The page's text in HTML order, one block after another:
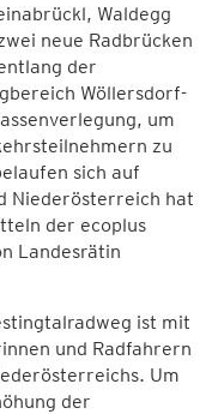
Waldegg
neue Radbrücken
der
Wöllersdorf-
um
zu
sich auf
Niederösterreich hat
der ecoplus
Landesrätin
ist mit
und Radfahrern
Um
der